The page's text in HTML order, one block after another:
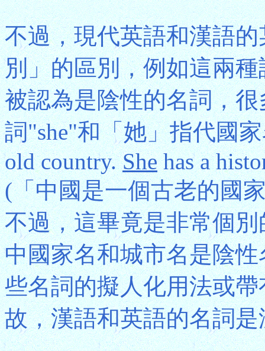
不過，現代英語和漢語
別」的區別，例如這兩
被認為是陰性的名詞，
詞"she"和「她」指代國
old country.Shehas a
(「中國是一個古老的國
不過，這畢竟是非常個
中國家名和城市名是陰
些名詞的擬人化用法或
故，漢語和英語的名詞